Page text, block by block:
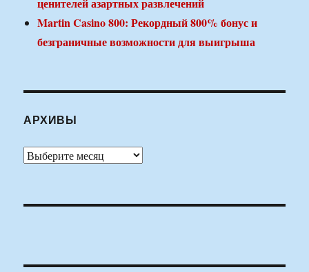
Martin Casino 800: Рекордный 800% бонус и
безграничные возможности для выигрыша
АРХИВЫ
Архивы